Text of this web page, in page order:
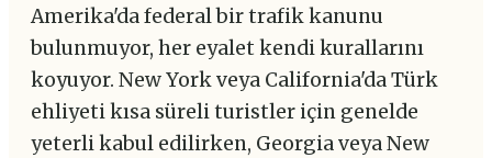
Amerika'da federal bir trafik kanunu
bulunmuyor, her eyalet kendi kurallarını
koyuyor. New York veya California'da Türk
ehliyeti kısa süreli turistler için genelde
yeterli kabul edilirken, Georgia veya New